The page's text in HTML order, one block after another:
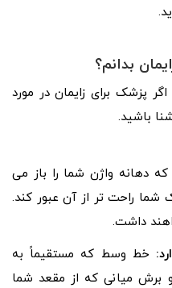
بدانم؟
پزشک برای زایمان در مورد
باشید.
دهانه واژن شما را باز می
شما راحت تر از آن عبور کند.
داشت.
خط وسط که مستقیماً به
میانی که از مقعد شما